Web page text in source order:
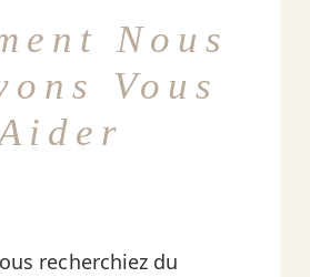
Nous
Vous
recherchiez du